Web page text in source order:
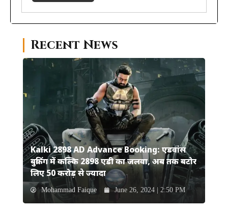
Recent News
Kalki 2898 AD Advance Booking: एडवांस
बुकिंग में कल्कि 2898 एडी का जलवा, अब तक बटोर
लिए 50 करोड़ से ज्यादा
Mohammad Faique June 26, 2024 | 2:50 PM